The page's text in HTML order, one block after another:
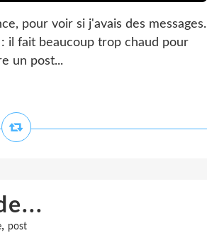
pour voir si j'avais des messages.
il fait beaucoup trop chaud pour
un post...
, post